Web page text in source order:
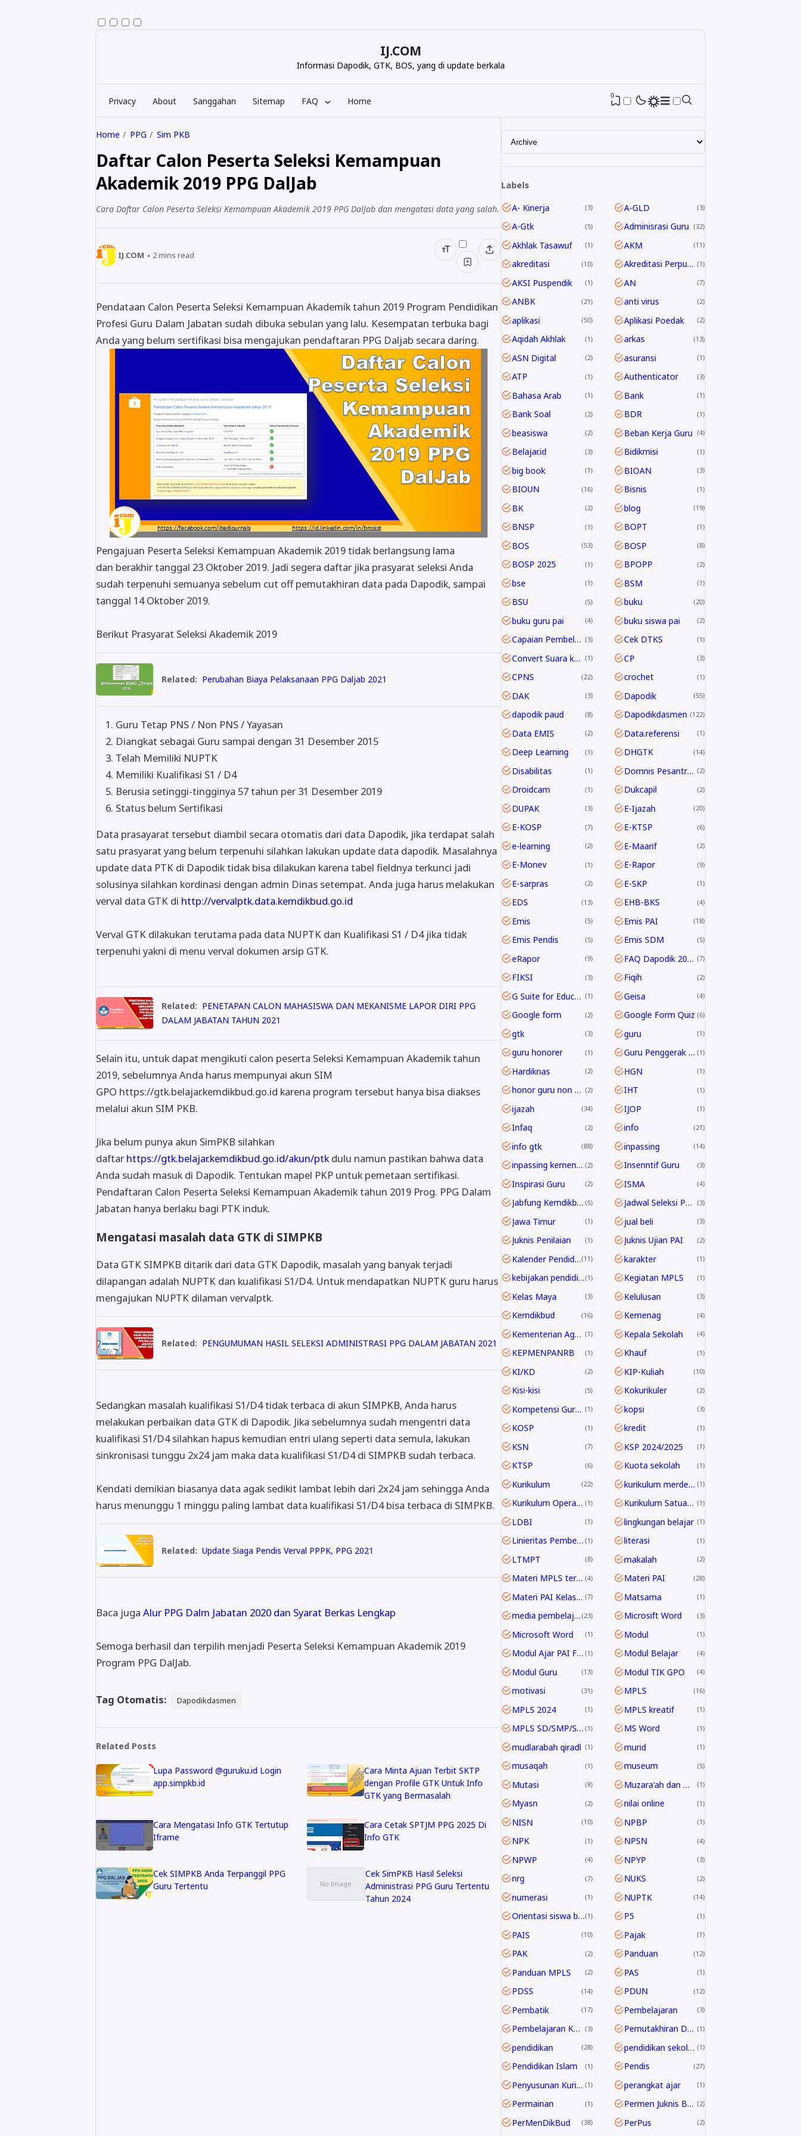
IJ.COM
Informasi Dapodik, GTK, BOS, yang di update berkala
Privacy About Sanggahan Sitemap FAQ Home 0
Home PPG Sim PKB
Daftar Calon Peserta Seleksi Kemampuan
Akademik 2019 PPG DalJab
Cara Daftar Calon Peserta Seleksi Kemampuan Akademik 2019 PPG DalJab dan mengatasi data yang salah.
IJ.COM 2mins read
Pendataan Calon Peserta Seleksi Kemampuan Akademik tahun 2019 Program Pendidikan
Profesi Guru Dalam Jabatan sudah dibuka sebulan yang lalu. Kesempatan terbuka bagi
Anda yang belum sertifikasi bisa mengajukan pendaftaran PPG Daljab secara daring.
Pengajuan Peserta Seleksi Kemampuan Akademik 2019 tidak berlangsung lama
dan berakhir tanggal 23 Oktober 2019. Jadi segera daftar jika prasyarat seleksi Anda
sudah terpenuhi semuanya sebelum cut off pemutakhiran data pada Dapodik, sampai
tanggal 14 Oktober 2019.
Berikut Prasyarat Seleksi Akademik 2019
Related: Perubahan Biaya Pelaksanaan PPG Daljab 2021
Guru Tetap PNS / Non PNS / Yayasan
Diangkat sebagai Guru sampai dengan 31 Desember 2015
Telah Memiliki NUPTK
Memiliki Kualifikasi S1 / D4
Berusia setinggi-tingginya 57 tahun per 31 Desember 2019
Status belum Sertifikasi
Data prasayarat tersebut diambil secara otomatis dari data Dapodik, jika terdapat salah
satu prasyarat yang belum terpenuhi silahkan lakukan update data dapodik. Masalahnya
update data PTK di Dapodik tidak bisa dilakukan karena tabel fieldnya terkunci jadi
solusinya silahkan kordinasi dengan admin Dinas setempat. Anda juga harus melakukan
verval data GTK di http://vervalptk.data.kemdikbud.go.id
Verval GTK dilakukan terutama pada data NUPTK dan Kualifikasi S1 / D4 jika tidak
terpenuhi yakni di menu verval dokumen arsip GTK.
Related: PENETAPAN CALON MAHASISWA DAN MEKANISME LAPOR DIRI PPG
DALAM JABATAN TAHUN 2021
Selain itu, untuk dapat mengikuti calon peserta Seleksi Kemampuan Akademik tahun
2019, sebelumnya Anda harus mempunyai akun SIM
GPO https://gtk.belajar.kemdikbud.go.id karena program tersebut hanya bisa diakses
melalui akun SIM PKB.
Jika belum punya akun SimPKB silahkan
daftarhttps://gtk.belajar.kemdikbud.go.id/akun/ptk dulu namun pastikan bahwa data
Anda sudah masuk di Dapodik. Tentukan mapel PKP untuk pemetaan sertifikasi.
Pendaftaran Calon Peserta Seleksi Kemampuan Akademik tahun 2019 Prog. PPG Dalam
Jabatan hanya berlaku bagi PTK induk.
Mengatasi masalah data GTK di SIMPKB
Data GTK SIMPKB ditarik dari data GTK Dapodik, masalah yang banyak terjadi
dilapangan adalah NUPTK dan kualifikasi S1/D4. Untuk mendapatkan NUPTK guru harus
mengajukan NUPTK dilaman vervalptk.
Related: PENGUMUMAN HASIL SELEKSI ADMINISTRASI PPG DALAM JABATAN 2021
Sedangkan masalah kualifikasi S1/D4 tidak terbaca di akun SIMPKB, Anda harus
melakukan perbaikan data GTK di Dapodik. Jika sebelumnya sudah mengentri data
kualifikasi S1/D4 silahkan hapus kemudian entri ulang seperti data semula, lakukan
sinkronisasi tunggu 2x24 jam maka data kualifikasi S1/D4 di SIMPKB sudah terbaca.
Kendati demikian biasanya data agak sedikit lambat lebih dari 2x24 jam sehingga Anda
harus menunggu 1 minggu paling lambat data kualifikasi S1/D4 bisa terbaca di SIMPKB.
Related: Update Siaga Pendis Verval PPPK, PPG 2021
Baca juga Alur PPG Dalm Jabatan 2020 dan Syarat Berkas Lengkap
Semoga berhasil dan terpilih menjadi Peserta Seleksi Kemampuan Akademik 2019
Program PPG DalJab.
Tag Otomatis: Dapodikdasmen
Related Posts
Lupa Password @guruku.id Login
app.simpkb.id
Cara Minta Ajuan Terbit SKTP
dengan Profile GTK Untuk Info
GTK yang Bermasalah
Cara Mengatasi Info GTK Tertutup
Iframe
Cara Cetak SPTJM PPG 2025 Di
Info GTK
Cek SIMPKB Anda Terpanggil PPG
Guru Tertentu
Cek SimPKB Hasil Seleksi
Administrasi PPG Guru Tertentu
Tahun 2024
Labels
A- Kinerja
3 A-GLD 3
A-Gtk 5 Adminisrasi Guru 32
Akhlak Tasawuf 1 AKM 11
akreditasi 10 Akreditasi Perpustakaan 1
AKSI Puspendik 1 AN 7
ANBK 21 anti virus 2
aplikasi 50 Aplikasi Poedak 2
Aqidah Akhlak 1 arkas 13
ASN Digital 2 asuransi 1
ATP 1 Authenticator 3
Bahasa Arab 1 Bank 1
Bank Soal 2 BDR 1
beasiswa 2 Beban Kerja Guru 4
Belajar.id 3 Bidikmisi 1
big book 1 BIOAN 3
BIOUN 16 Bisnis 1
BK 2 blog 19
BNSP 1 BOPT 1
BOS 53 BOSP 8
BOSP 2025 1 BPOPP 2
bse 1 BSM 1
BSU 5 buku 20
buku guru pai 4 buku siswa pai 2
Capaian Pembelajaran 3 Cek DTKS 1
Convert Suara ke Text 1 CP 3
CPNS 22 crochet 1
DAK 3 Dapodik 55
dapodik paud 8 Dapodikdasmen 122
Data EMIS 2 Data.referensi 1
Deep Learning 1 DHGTK 14
Disabilitas 1 Domnis Pesantren Ramadhan 2
Droidcam 1 Dukcapil 2
DUPAK 3 E-Ijazah 20
E-KOSP 7 E-KTSP 6
e-learning 2 E-Maarif 2
E-Monev 1 E-Rapor 9
E-sarpras 2 E-SKP 1
EDS 13 EHB-BKS 4
Emis 5 Emis PAI 18
Emis Pendis 5 Emis SDM 5
eRapor 9 FAQ Dapodik 2019.c 7
FIKSI 3 Fiqih 2
G Suite for Education 1 Geisa 4
Google form 2 Google Form Quiz 6
gtk 3 guru 1
guru honorer 1 Guru Penggerak GPAI 1
Hardiknas 2 HGN 1
honor guru non ASN 2 IHT 1
ijazah 34 IJOP 1
Infaq 2 info 21
info gtk 88 inpassing 14
inpassing kemenag 2 Insenntif Guru 3
Inspirasi Guru 2 ISMA 4
Jabfung Kemdikbud 5 Jadwal Seleksi PPPK Guru 2024 3
Jawa Timur 1 jual beli 3
Juknis Penilaian 1 Juknis Ujian PAI 2
Kalender Pendidikan 11 karakter 1
kebijakan pendidikan 2025 1 Kegiatan MPLS 1
Kelas Maya 3 Kelulusan 3
Kemdikbud 16 Kemenag 4
Kementerian Agama 1 Kepala Sekolah 4
KEPMENPANRB 1 Khauf 1
KI/KD 2 KIP-Kuliah 10
Kisi-kisi 5 Kokurikuler 2
Kompetensi Guru 2045 1 kopsi 3
KOSP 1 kredit 1
KSN 7 KSP 2024/2025 1
KTSP 6 Kuota sekolah 1
Kurikulum 22 kurikulum merdeka 1
Kurikulum Operasional Satuan Pendidikan 1 Kurikulum Satuan Pendidikan 1
LDBI 1 lingkungan belajar 1
Linieritas Pembelajaran 1 literasi 1
LTMPT 8 makalah 2
Materi MPLS terbaru 4 Materi PAI 28
Materi PAI Kelas 10 7 Matsama 1
media pembelajaran 23 Microsift Word 3
Microsoft Word 1 Modul 1
Modul Ajar PAI Fase E & F 1 Modul Belajar 4
Modul Guru 13 Modul TIK GPO 4
motivasi 31 MPLS 16
MPLS 2024 1 MPLS kreatif 1
MPLS SD/SMP/SMA 2024/2025 1 MS Word 1
mudlarabah qiradl 1 murid 1
musaqah 1 museum 5
Mutasi 8 Muzara'ah dan Mukhabarah 1
Myasn 2 nilai online 1
NISN 10 NPBP 1
NPK 1 NPSN 4
NPWP 4 NPYP 3
nrg 7 NUKS 2
numerasi 1 NUPTK 14
Orientasi siswa baru 1 P5 1
PAIS 10 Pajak 1
PAK 2 Panduan 12
Panduan MPLS 2 PAS 1
PDSS 14 PDUN 12
Pembatik 17 Pembelajaran 3
Pembelajaran Kontekstual 3 Pemutakhiran Data EMIS 1
pendidikan 28 pendidikan sekolah 1
Pendidikan Islam 1 Pendis 27
Penyusunan Kurikulum 1 perangkat ajar 1
Permainan 1 Permen Juknis BOSP 2
PerMenDikBud 38 PerPus 2